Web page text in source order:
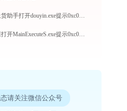
面兜兜抖音上货助手打开douyin.exe提示0xc00000fd错误码怎么办
税控发票开票打开MainExecuteS.exe提示0xc000000d错误码怎么办
请关注微信公众号